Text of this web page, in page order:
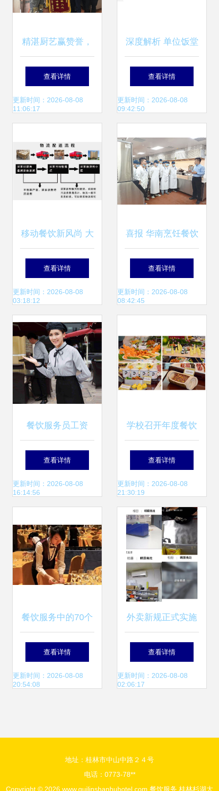
精湛厨艺赢赞誉，
热情服务获锦旗 华
南烹饪餐饮服务团
查看详情
更新时间：2026-08-08
11:06:17
深度解析 单位饭堂
承包价格因素与合
理收费标杆——以
为例
查看详情
更新时间：2026-08-08
09:42:50
移动餐饮新风尚 大
型复古双层巴士餐
车，打造景点营地
的视觉盛宴
查看详情
更新时间：2026-08-08
03:18:12
喜报 华南烹饪餐饮
服务团荣获“青年文
明号”称号，树立行
查看详情
更新时间：2026-08-08
08:42:45
餐饮服务员工资
2800，为何还有不
少年轻人争着干？
查看详情
更新时间：2026-08-08
16:14:56
学校召开年度餐饮
服务考评会暨师生
座谈会，聚焦提升
就餐体验与服务质
量
查看详情
更新时间：2026-08-08
21:30:19
餐饮服务中的70个
小细节 出色的服务
员都这样做
查看详情
更新时间：2026-08-08
20:54:08
外卖新规正式实施
| 避开“幽灵外卖”陷
阱的五大关键词
查看详情
更新时间：2026-08-08
02:06:17
地址：桂林市中山中路２４号
电话：0773-78**
Copyright © 2026 www.guilinshanhuhotel.com 餐饮服务 桂林杉湖大